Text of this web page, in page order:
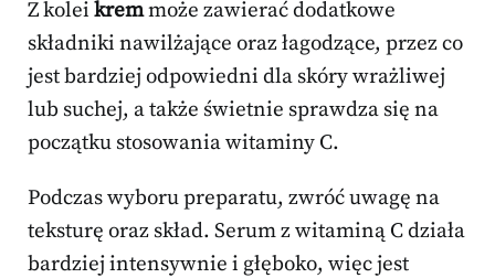
Z kolei kremmoże zawierać dodatkowe
składniki nawilżające oraz łagodzące, przez co
jest bardziej odpowiedni dla skóry wrażliwej
lub suchej, a także świetnie sprawdza się na
początku stosowania witaminy C.
Podczas wyboru preparatu, zwróć uwagę na
teksturę oraz skład. Serum z witaminą C działa
bardziej intensywnie i głęboko, więc jest